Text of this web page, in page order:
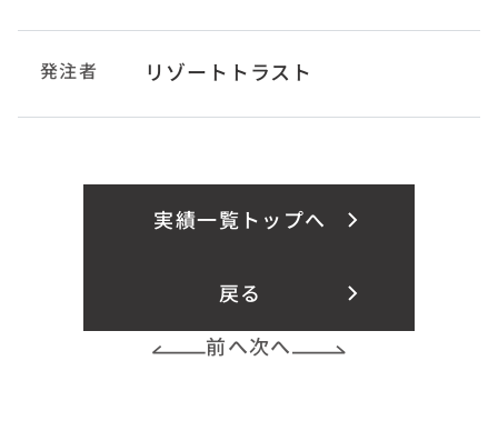
発注者 リゾートトラスト
実績一覧トップへ
戻る
前へ次へ